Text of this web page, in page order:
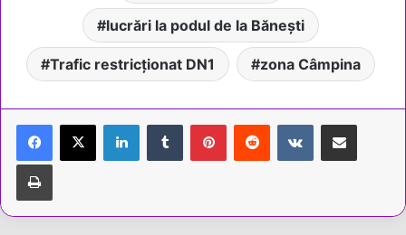
lucrări la podul de la Bănești
Trafic restricționat DN1 zona Câmpina
LinkedInTumblr PinterestReddit VKontakteShare via Email
Tipărește